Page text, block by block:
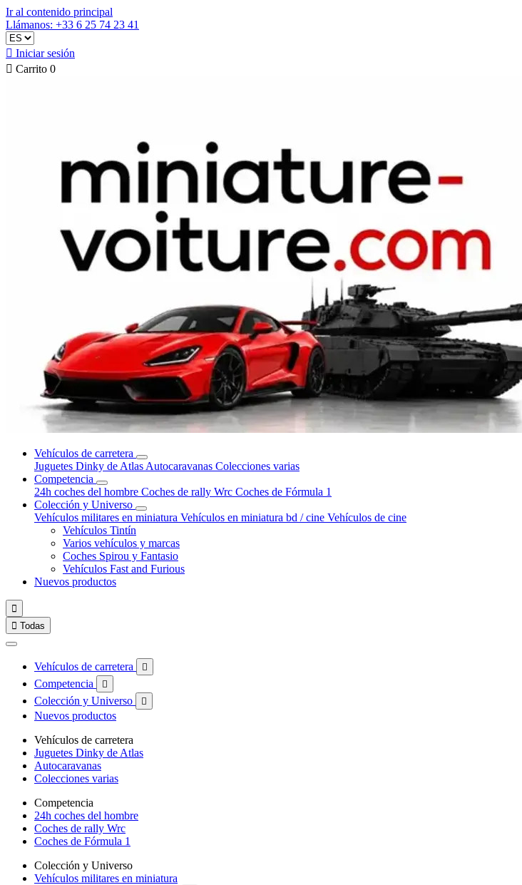
Ir al contenido principal
Llámanos: +33 6 25 74 23 41
 Iniciar sesión
 Carrito 0
Vehículos de carretera
Juguetes Dinky de Atlas Autocaravanas Colecciones varias
Competencia
24h coches del hombre Coches de rally Wrc Coches de Fórmula 1
Colección y Universo
Vehículos militares en miniatura Vehículos en miniatura bd / cine Vehículos de cine
Vehículos Tintín
Varios vehículos y marcas
Coches Spirou y Fantasio
Vehículos Fast and Furious
Nuevos productos

 Todas
Vehículos de carretera 
Competencia 
Colección y Universo 
Nuevos productos
Vehículos de carretera
Juguetes Dinky de Atlas
Autocaravanas
Colecciones varias
Competencia
24h coches del hombre
Coches de rally Wrc
Coches de Fórmula 1
Colección y Universo
Vehículos militares en miniatura